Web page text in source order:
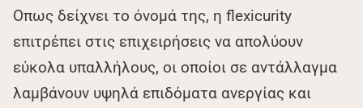
Οπως δείχνει το όνομά της, η flexicurity
επιτρέπει στις επιχειρήσεις να απολύουν
εύκολα υπαλλήλους, οι οποίοι σε αντάλλαγμα
λαμβάνουν υψηλά επιδόματα ανεργίας και